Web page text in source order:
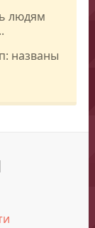
людям
названы